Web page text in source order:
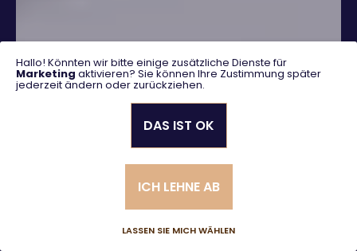
Erweiterte Suche
Hallo! Könnten wir bitte einige zusätzliche Dienste für
Marketing aktivieren? Sie können Ihre Zustimmung später
jederzeit ändern oder zurückziehen.
LASSEN SIE MICH WÄHLEN
ICH LEHNE AB
DAS IST OK